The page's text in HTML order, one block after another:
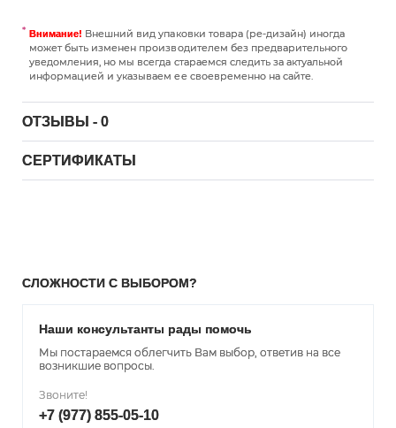
Внимание! Внешний вид упаковки товара (ре-дизайн) иногда
может быть изменен производителем без предварительного
уведомления, но мы всегда стараемся следить за актуальной
информацией и указываем ее своевременно на сайте.
ОТЗЫВЫ - 0
СЕРТИФИКАТЫ
СЛОЖНОСТИ С ВЫБОРОМ?
Наши консультанты рады помочь
Мы постараемся облегчить Вам выбор, ответив на все
возникшие вопросы.
Звоните!
+7 (977) 855-05-10